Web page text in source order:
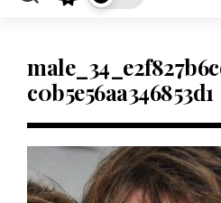
c0b5e56aa346853d1